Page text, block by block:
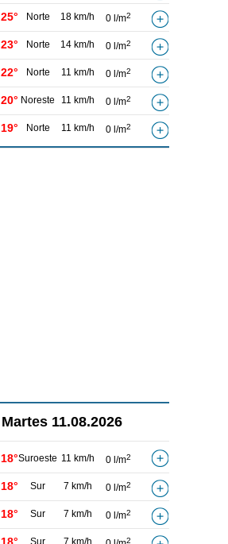
25° Norte 18 km/h 0 l/m2
23° Norte 14 km/h 0 l/m2
22° Norte 11 km/h 0 l/m2
20° Noreste 11 km/h 0 l/m2
19° Norte 11 km/h 0 l/m2
Martes 11.08.2026
18°Suroeste 11 km/h 0 l/m2
18° Sur 7 km/h 0 l/m2
18° Sur 7 km/h 0 l/m2
2